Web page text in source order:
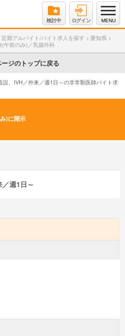
検討中 ログイン MENU
定期アルバイト/バイト求人を探す > 愛知県 >
(午前のみ)／乳腺外科
ジのトップに戻る
、IVH／外来／週1日～の非常勤医師バイト求
)に開示
週1日～